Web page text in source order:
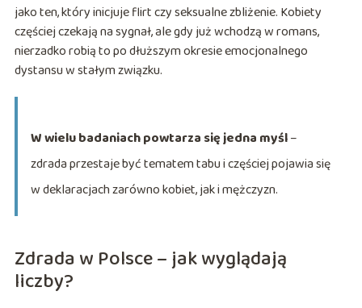
jako ten, który inicjuje flirt czy seksualne zbliżenie. Kobiety
częściej czekają na sygnał, ale gdy już wchodzą w romans,
nierzadko robią to po dłuższym okresie emocjonalnego
dystansu w stałym związku.
W wielu badaniach powtarza się jedna myśl–
zdrada przestaje być tematem tabu i częściej pojawia się
w deklaracjach zarówno kobiet, jak i mężczyzn.
Zdrada w Polsce – jak wyglądają
liczby?